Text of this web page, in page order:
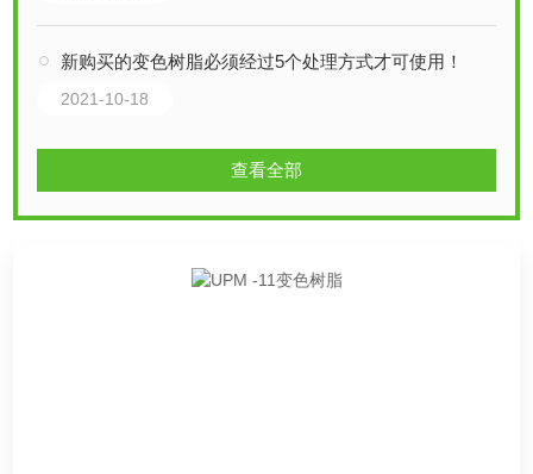
新购买的变色树脂必须经过5个处理方式才可使用！
2021-10-18
查看全部